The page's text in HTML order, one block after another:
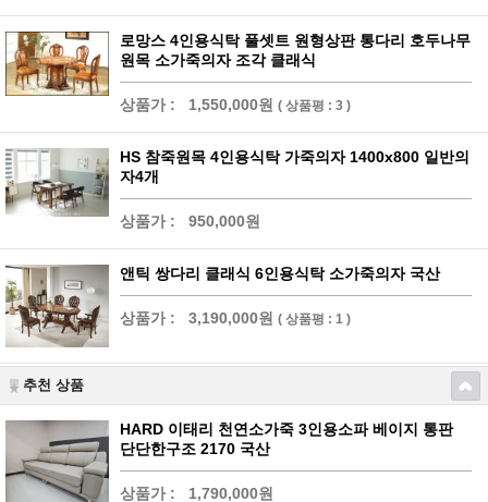
로망스 4인용식탁 풀셋트 원형상판 통다리 호두나무
원목 소가죽의자 조각 클래식
상품가 : 1,550,000원 ( 상품평 : 3 )
HS 참죽원목 4인용식탁 가죽의자 1400x800 일반의
자4개
상품가 : 950,000원
앤틱 쌍다리 클래식 6인용식탁 소가죽의자 국산
상품가 : 3,190,000원 ( 상품평 : 1 )
추천 상품
HARD 이태리 천연소가죽 3인용소파 베이지 통판
단단한구조 2170 국산
상품가 : 1,790,000원